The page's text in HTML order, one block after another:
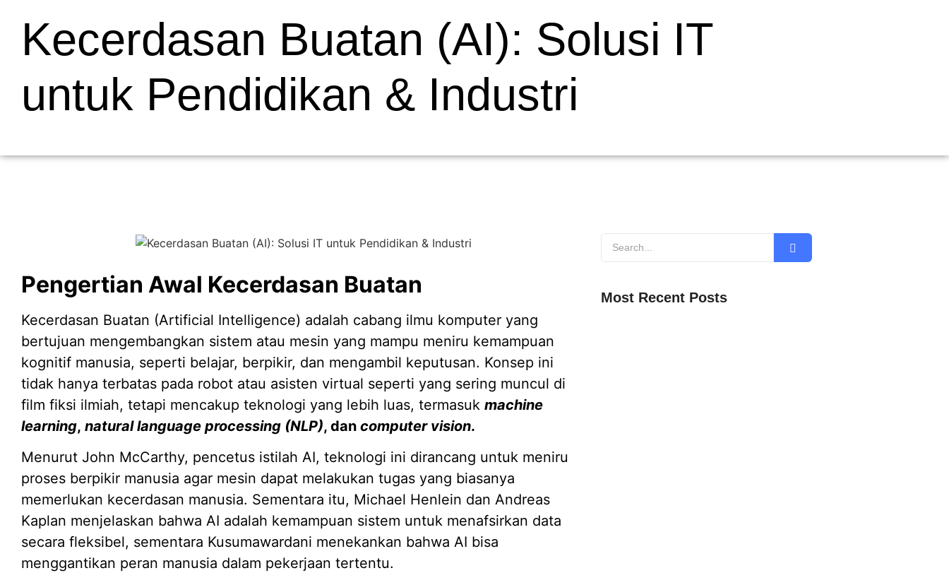
Kecerdasan Buatan (AI): Solusi IT
untuk Pendidikan & Industri
Pengertian Awal Kecerdasan Buatan
Kecerdasan Buatan (Artificial Intelligence) adalah cabang ilmu komputer yang
bertujuan mengembangkan sistem atau mesin yang mampu meniru kemampuan
kognitif manusia, seperti belajar, berpikir, dan mengambil keputusan. Konsep ini
tidak hanya terbatas pada robot atau asisten virtual seperti yang sering muncul di
film fiksi ilmiah, tetapi mencakup teknologi yang lebih luas, termasuk machine
learning, natural language processing (NLP), dan computer vision.
Menurut John McCarthy, pencetus istilah AI, teknologi ini dirancang untuk meniru
proses berpikir manusia agar mesin dapat melakukan tugas yang biasanya
memerlukan kecerdasan manusia. Sementara itu, Michael Henlein dan Andreas
Kaplan menjelaskan bahwa AI adalah kemampuan sistem untuk menafsirkan data
secara fleksibel, sementara Kusumawardani menekankan bahwa AI bisa
menggantikan peran manusia dalam pekerjaan tertentu.
Most Recent Posts